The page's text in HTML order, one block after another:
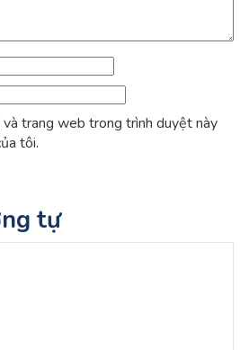
trang web trong trình duyệt này
tôi.
tự